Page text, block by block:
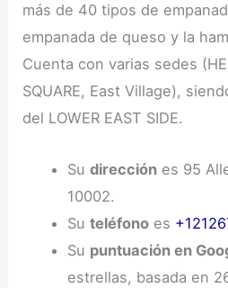
más de 40 tipos de
empanada de queso y la
Cuenta con varias sedes
SQUARE, East Village),
del LOWER EAST SIDE.
Su direcciónes 95
10002.
Su teléfonoes
Su puntuación en
estrellas, basada en